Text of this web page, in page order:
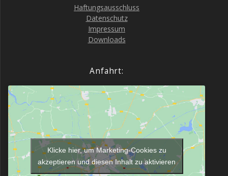
Haf­tungs­aus­schluss
Daten­schutz
Impres­sum
Down­loads
Anfahrt:
Klicke hier, um Marketing-Cookies zu
akzeptieren und diesen Inhalt zu aktivieren